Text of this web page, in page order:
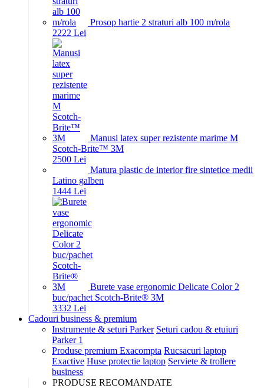
Prosop hartie 2 straturi alb 100 m/rola
2222 Lei
Manusi latex super rezistente marime M
Scotch-Brite™ 3M
2500 Lei
Matura plastic de interior fire sintetice medii
Latino galben
1444 Lei
Burete vase ergonomic Delicate Color 2
buc/pachet Scotch-Brite® 3M
3332 Lei
Cadouri business & premium
Instrumente & seturi Parker Seturi cadou & etuiuri
Parker 1
Produse premium Exacompta Rucsacuri laptop
Exactive Huse protectie laptop Serviete & trollere
business
PRODUSE RECOMANDATE